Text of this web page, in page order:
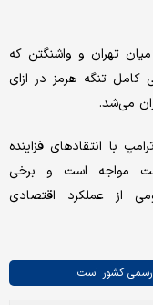
تهران و واشنگتن که
تنگه هرمز در ازای
می‌شد.
با انتقادهای فزاینده
مواجه است و برخی
از عملکرد اقتصادی
رسمی کشور است.